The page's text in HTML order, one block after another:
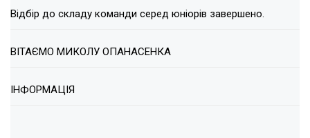
Відбір до складу команди серед юніорів завершено.
ВІТАЄМО МИКОЛУ ОПАНАСЕНКА
ІНФОРМАЦІЯ